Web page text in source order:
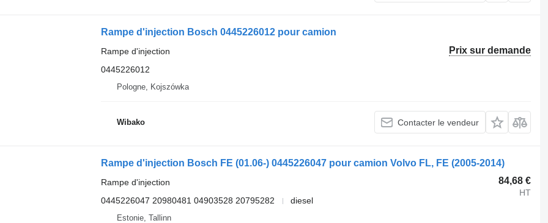
Rampe d'injection Bosch 0445226012 pour camion
Prix sur demande
Rampe d'injection
0445226012
Pologne, Kojszówka
Wibako Contacter le vendeur
Rampe d'injection Bosch FE (01.06-) 0445226047 pour camion Volvo FL, FE (2005-2014)
84,68 €
HT
Rampe d'injection
0445226047 20980481 04903528 20795282
diesel
Estonie, Tallinn